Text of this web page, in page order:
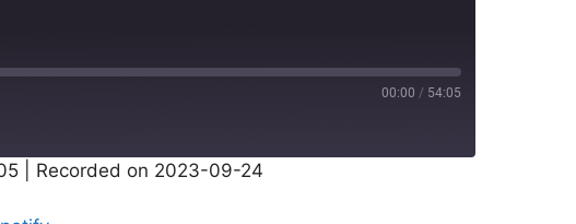
00:00 / 54:05
Recorded on 2023-09-24